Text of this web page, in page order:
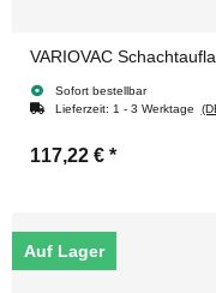
VARIOVAC
Sofort bestellbar
Lieferzeit: 1 - 3 Werktage
117,22 € *
Auf Lager